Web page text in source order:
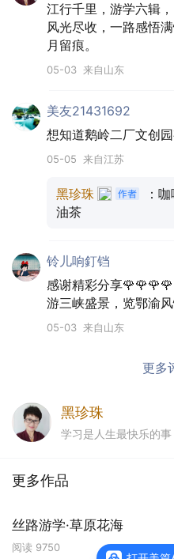
江行千里，游学六辑
风光尽收，一路感悟
月留痕。
05-03 来自山东
美友21431692
想知道鹅岭二厂文创
05-05 来自江苏
黑珍珠
：
油茶
铃儿响釘铛
感谢精彩分享
游三峡盛景，览鄂渝
05-03 来自山东
更多
黑珍珠
学习是人生最快乐的事
更多作品
丝路游学·草原花海
阅读 9750